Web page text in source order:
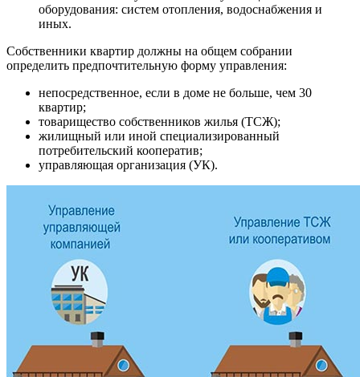
оборудования: систем отопления, водоснабжения и
иных.
Собственники квартир должны на общем собрании
определить предпочтительную форму управления:
непосредственное, если в доме не больше, чем 30
квартир;
товарищество собственников жилья (ТСЖ);
жилищный или иной специализированный
потребительский кооператив;
управляющая организация (УК).